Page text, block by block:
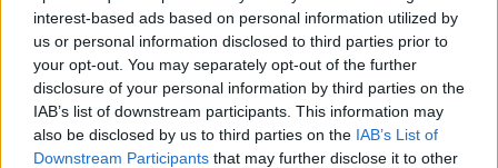
interest-based ads based on personal information utilized by
us or personal information disclosed to third parties prior to
your opt-out. You may separately opt-out of the further
disclosure of your personal information by third parties on the
IAB’s list of downstream participants. This information may
also be disclosed by us to third parties on the IAB’s List of
Downstream Participants that may further disclose it to other